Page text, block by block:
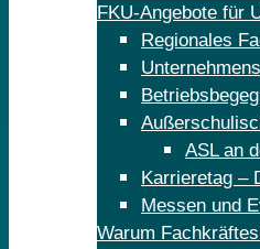
FKU-Angebote für
Regionales
ASL an
Karrieretag –
Messen und
Warum